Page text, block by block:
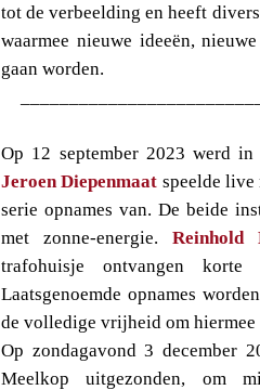
tot de verbeelding en heeft
waarmee nieuwe ideeën,
gaan worden.
Op 12 september 2023 werd
Jeroen Diepenmaat speelde live
serie opnames van. De beide
met zonne-energie.Reinhold
trafohuisje ontvangen
Laatsgenoemde opnames
de volledige vrijheid om hiermee
Op zondagavond 3 december
Meelkop uitgezonden, om